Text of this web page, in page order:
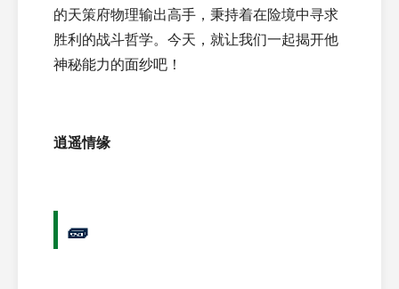
的天策府物理输出高手，秉持着在险境中寻求
胜利的战斗哲学。今天，就让我们一起揭开他
神秘能力的面纱吧！
逍遥情缘
🧱